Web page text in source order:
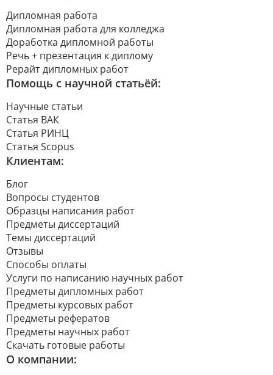
Дипломная работа
Дипломная работа для колледжа
Доработка дипломной работы
Речь + презентация к диплому
Рерайт дипломных работ
Помощь с научной статьёй:
Научные статьи
Статья ВАК
Статья РИНЦ
Статья Scopus
Клиентам:
Блог
Вопросы студентов
Образцы написания работ
Предметы диссертаций
Темы диссертаций
Отзывы
Способы оплаты
Услуги по написанию научных работ
Предметы дипломных работ
Предметы курсовых работ
Предметы рефератов
Предметы научных работ
Скачать готовые работы
О компании: